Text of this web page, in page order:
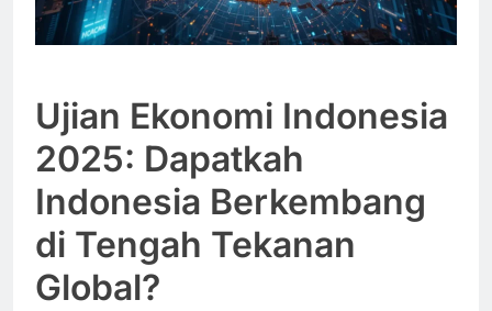
Ujian Ekonomi Indonesia
2025: Dapatkah
Indonesia Berkembang
di Tengah Tekanan
Global?